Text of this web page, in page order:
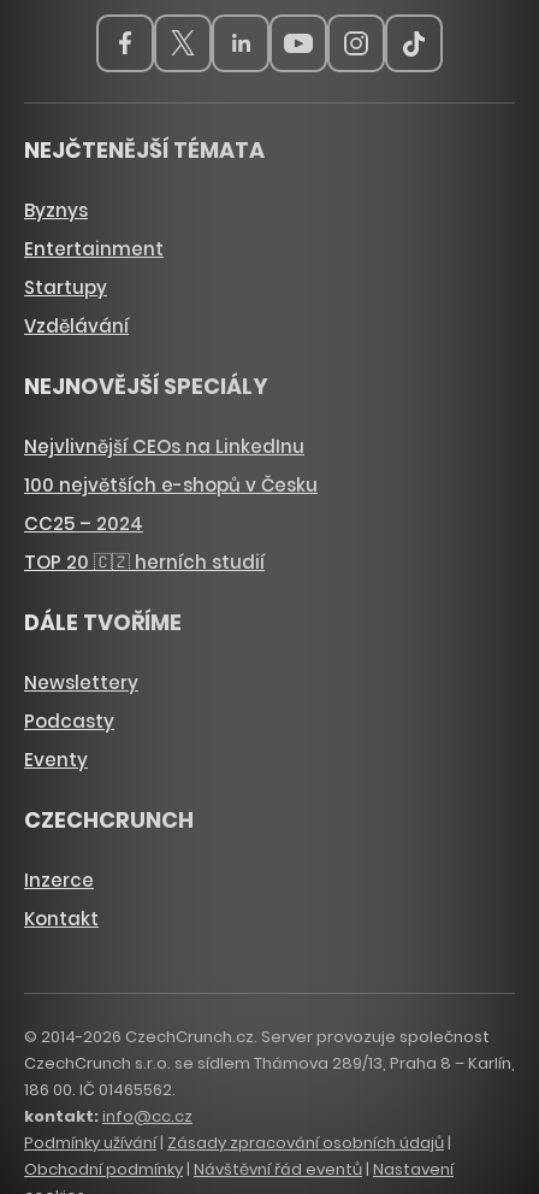
NEJČTENĚJŠÍ TÉMATA
Byznys
Entertainment
Startupy
Vzdělávání
NEJNOVĚJŠÍ SPECIÁLY
Nejvlivnější CEOs na LinkedInu
100 největších e-shopů v Česku
CC25 – 2024
TOP 20 🇨🇿 herních studií
DÁLE TVOŘÍME
Newslettery
Podcasty
Eventy
CZECHCRUNCH
Inzerce
Kontakt
© 2014-2026 CzechCrunch.cz. Server provozuje společnost
CzechCrunch s.r.o. se sídlem Thámova 289/13, Praha 8 – Karlín,
186 00. IČ 01465562.
kontakt:info@cc.cz
Podmínky užívání| Zásady zpracování osobních údajů|
Obchodní podmínky| Návštěvní řád eventů | Nastavení